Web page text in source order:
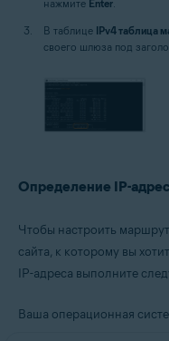
нажмите Enter.
В таблице IPv4 таблица
своего шлюза под
Определение IP-
Чтобы настроить
сайта, к которому вы
IP-адреса выполните
Ваша операционная